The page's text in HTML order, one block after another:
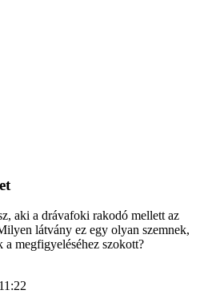
aki a drávafoki rakodó mellett az
látvány ez egy olyan szemnek,
a megfigyeléséhez szokott?